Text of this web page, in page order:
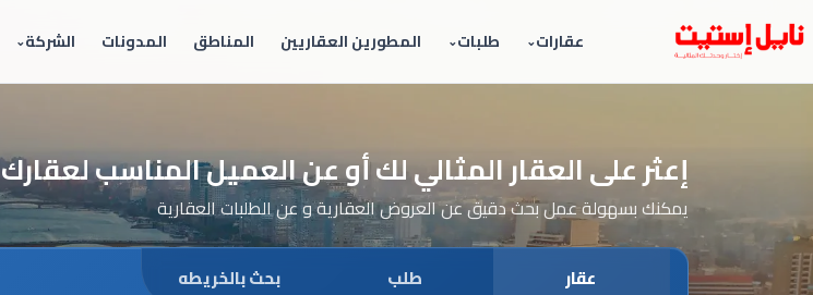
عقارات طلبات المطورين العقاريين المناطق المدونات الشركة
إعثر على العقار المثالي لك أو عن العميل المناسب لعقارك
يمكنك بسهولة عمل بحث دقيق عن العروض العقارية و عن الطلبات العقارية
عقار طلب بحث بالخريطه